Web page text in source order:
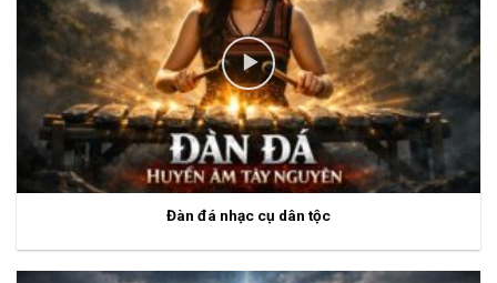
Đàn đá nhạc cụ dân tộc